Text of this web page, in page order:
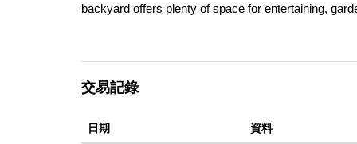
backyard offers plenty of space for entertaining,
交易記錄
日期 資料